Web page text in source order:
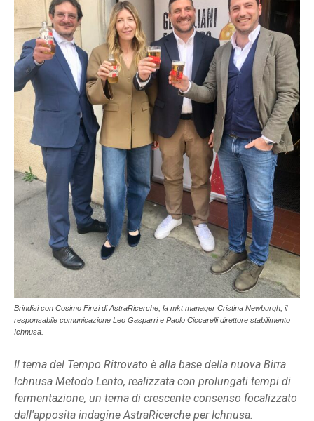
Brindisi con Cosimo Finzi di AstraRicerche, la mkt manager Cristina Newburgh, il
responsabile comunicazione Leo Gasparri e Paolo Ciccarelli direttore stabilimento
Ichnusa.
Il tema del Tempo Ritrovato è alla base della nuova Birra
Ichnusa Metodo Lento, realizzata con prolungati tempi di
fermentazione, un tema di crescente consenso focalizzato
dall'apposita indagine AstraRicerche per Ichnusa.